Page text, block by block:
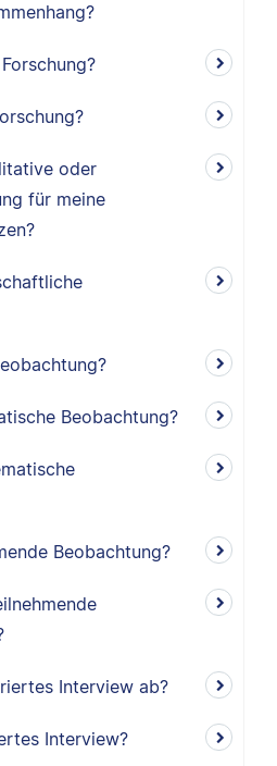
oder
für meine
Beobachtung?
Beobachtung?
Interview ab?
Interview?